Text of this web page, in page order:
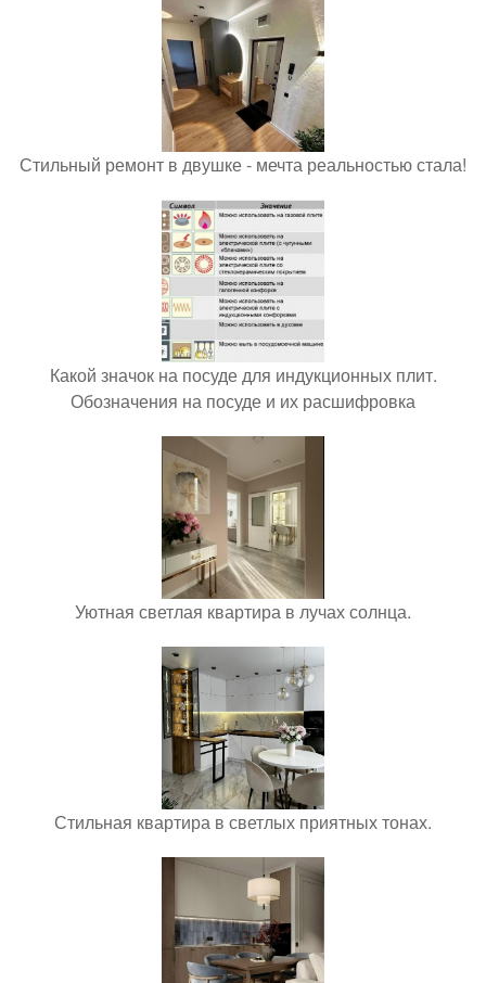
Стильный ремонт в двушке - мечта реальностью стала!
Какой значок на посуде для индукционных плит.
Обозначения на посуде и их расшифровка
Уютная светлая квартира в лучах солнца.
Стильная квартира в светлых приятных тонах.